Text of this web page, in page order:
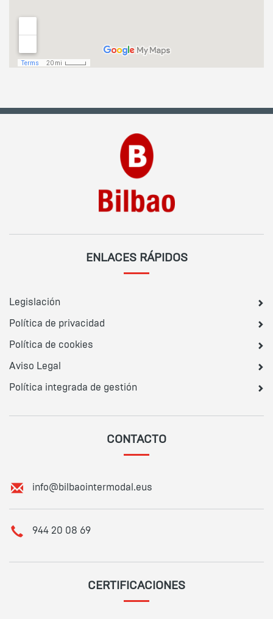
ENLACES RÁPIDOS
Legislación
Política de privacidad
Política de cookies
Aviso Legal
Política integrada de gestión
CONTACTO
E
i
info@bilbaointermodal.eus
T
944 20 08 69
CERTIFICACIONES